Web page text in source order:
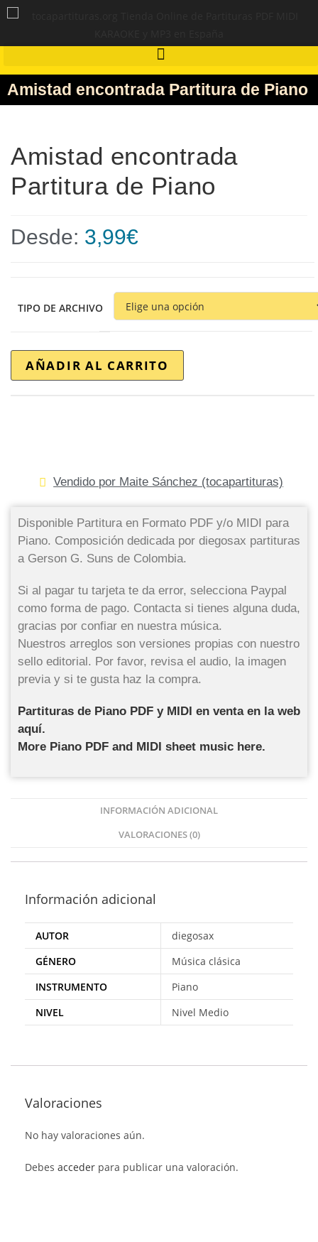
Amistad encontrada Partitura de Piano
Amistad encontrada
Partitura de Piano
Desde: 3,99€
TIPO DE ARCHIVO
AÑADIR AL CARRITO
Vendido por Maite Sánchez (tocapartituras)
Disponible Partitura en Formato PDF y/o MIDI para
Piano. Composición dedicada por diegosax partituras
a Gerson G. Suns de Colombia.
Si al pagar tu tarjeta te da error, selecciona Paypal
como forma de pago. Contacta si tienes alguna duda,
gracias por confiar en nuestra música.
Nuestros arreglos son versiones propias con nuestro
sello editorial. Por favor, revisa el audio, la imagen
previa y si te gusta haz la compra.
Partituras de Piano PDF y MIDI en venta en la web
aquí.
More Piano PDF and MIDI sheet music here.
INFORMACIÓN ADICIONAL
VALORACIONES (0)
Información adicional
AUTOR
diegosax
GÉNERO
Música clásica
INSTRUMENTO
Piano
NIVEL
Nivel Medio
Valoraciones
No hay valoraciones aún.
Debes acceder para publicar una valoración.